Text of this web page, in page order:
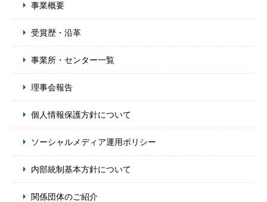
事業概要
受賞歴・沿革
事業所・センター一覧
理事会報告
個人情報保護方針について
ソーシャルメディア運用ポリシー
内部統制基本方針について
関係団体のご紹介